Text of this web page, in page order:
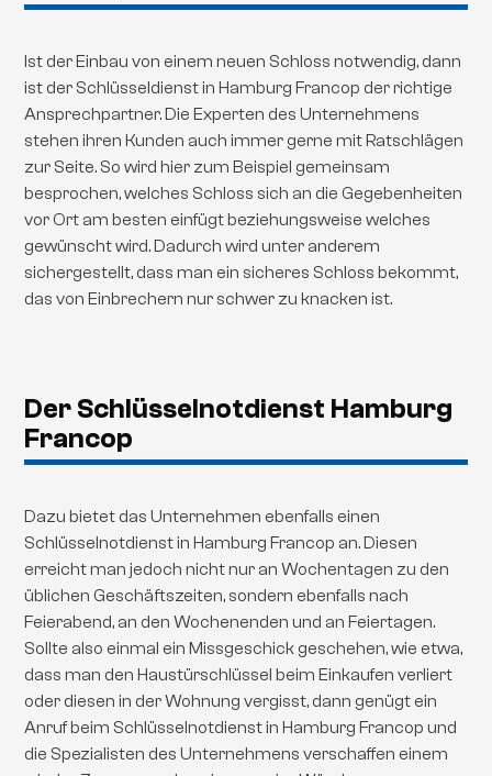
Ist der Einbau von einem neuen Schloss notwendig, dann
ist der Schlüsseldienst in Hamburg Francop der richtige
Ansprechpartner. Die Experten des Unternehmens
stehen ihren Kunden auch immer gerne mit Ratschlägen
zur Seite. So wird hier zum Beispiel gemeinsam
besprochen, welches Schloss sich an die Gegebenheiten
vor Ort am besten einfügt beziehungsweise welches
gewünscht wird. Dadurch wird unter anderem
sichergestellt, dass man ein sicheres Schloss bekommt,
das von Einbrechern nur schwer zu knacken ist.
Der Schlüsselnotdienst Hamburg
Francop
Dazu bietet das Unternehmen ebenfalls einen
Schlüsselnotdienst in Hamburg Francop an. Diesen
erreicht man jedoch nicht nur an Wochentagen zu den
üblichen Geschäftszeiten, sondern ebenfalls nach
Feierabend, an den Wochenenden und an Feiertagen.
Sollte also einmal ein Missgeschick geschehen, wie etwa,
dass man den Haustürschlüssel beim Einkaufen verliert
oder diesen in der Wohnung vergisst, dann genügt ein
Anruf beim Schlüsselnotdienst in Hamburg Francop und
die Spezialisten des Unternehmens verschaffen einem